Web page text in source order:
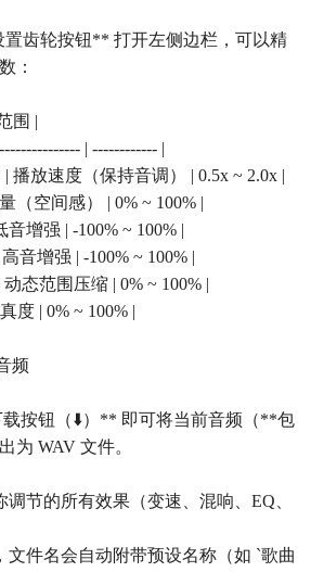
齿轮按钮** 打开左侧边栏，可以精
：
围 |
| ------------ |
| 播放速度（保持音调） | 0.5x ~ 2.0x |
（空间感） | 0% ~ 100% |
音增强 | -100% ~ 100% |
音增强 | -100% ~ 100% |
态范围压缩 | 0% ~ 100% |
度 | 0% ~ 100% |
频
按钮（⬇️）** 即可将当前音频（**包
为 WAV 文件。
节的所有效果（变速、混响、EQ、
文件名会自动附带预设名称（如 `歌曲